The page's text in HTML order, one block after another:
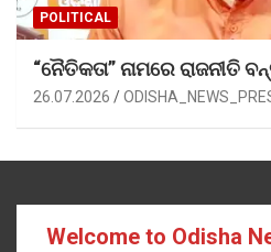
POLITICAL
“ନୈତିକତା” ନାମରେ ରାଜନୀତି
26.07.2026
Welcome to Odisha